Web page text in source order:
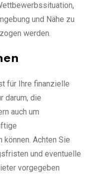
und Nähe zu
werden.
für Ihre finanzielle
darum, die
auch um
Achten Sie
und eventuelle
vorgegeben